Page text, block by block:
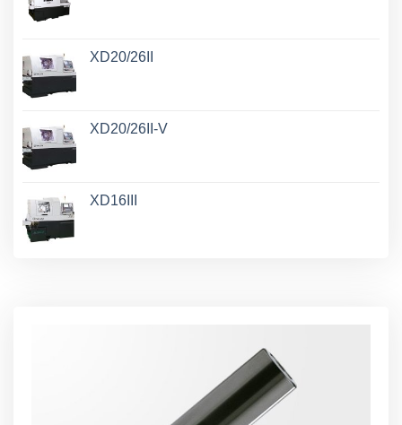
XD20/26II
XD20/26II-V
XD16III